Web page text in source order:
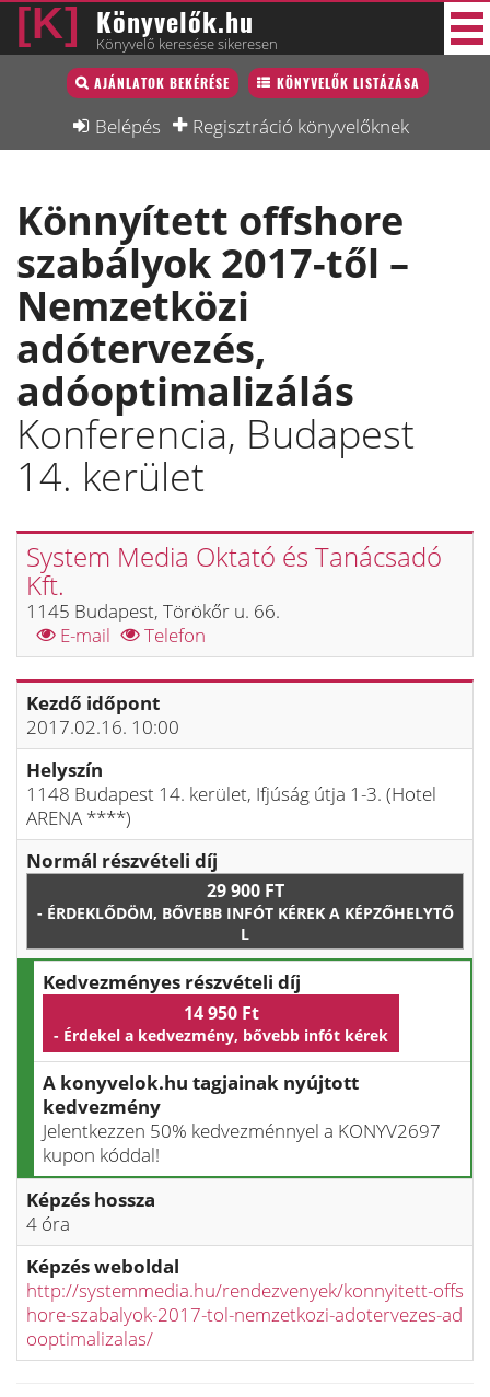
Könyvelők.hu
Könyvelő keresése sikeresen
AJÁNLATOK BEKÉRÉSE KÖNYVELŐK LISTÁZÁSA
Belépés Regisztráció könyvelőknek
Könyvelő lista
Könyvelési munkák
Interjú
Blog
Állás
Képzésnaptár
Könnyített offshore
szabályok 2017-től –
Nemzetközi
adótervezés,
adóoptimalizálás
Konferencia, Budapest
14. kerület
System Media Oktató és Tanácsadó
Kft.
1145 Budapest, Törökőr u. 66.
E-mail
Telefon
Kezdő időpont
2017.02.16. 10:00
Helyszín
1148 Budapest 14. kerület, Ifjúság útja 1-3. (Hotel
ARENA ****)
Normál részvételi díj
29 900 FT
- ÉRDEKLŐDÖM, BŐVEBB INFÓT KÉREK A KÉPZŐHELYTŐ
L
Kedvezményes részvételi díj
14 950 Ft
- Érdekel a kedvezmény, bővebb infót kérek
A konyvelok.hu tagjainak nyújtott
kedvezmény
Jelentkezzen 50% kedvezménnyel a KONYV2697
kupon kóddal!
Képzés hossza
4 óra
Képzés weboldal
http://systemmedia.hu/rendezvenyek/konnyitett-offs
hore-szabalyok-2017-tol-nemzetkozi-adotervezes-ad
ooptimalizalas/